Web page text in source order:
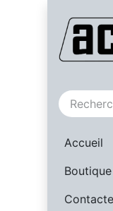
Accueil
Boutique